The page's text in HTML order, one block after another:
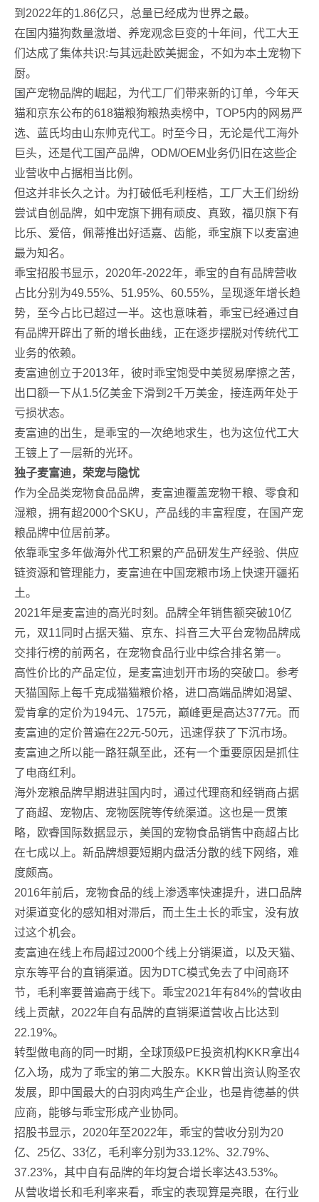
到2022年的1.86亿只，总量已经成为世界之最。
在国内猫狗数量激增、养宠观念巨变的十年间，代工大王
们达成了集体共识:与其远赴欧美掘金，不如为本土宠物下
厨。
国产宠物品牌的崛起，为代工厂们带来新的订单，今年天
猫和京东公布的618猫粮狗粮热卖榜中，TOP5内的网易严
选、蓝氏均由山东帅克代工。时至今日，无论是代工海外
巨头，还是代工国产品牌，ODM/OEM业务仍旧在这些企
业营收中占据相当比例。
但这并非长久之计。为打破低毛利桎梏，工厂大王们纷纷
尝试自创品牌，如中宠旗下拥有顽皮、真致，福贝旗下有
比乐、爱倍，佩蒂推出好适嘉、齿能，乖宝旗下以麦富迪
最为知名。
乖宝招股书显示，2020年-2022年，乖宝的自有品牌营收
占比分别为49.55%、51.95%、60.55%，呈现逐年增长趋
势，至今占比已超过一半。这也意味着，乖宝已经通过自
有品牌开辟出了新的增长曲线，正在逐步摆脱对传统代工
业务的依赖。
麦富迪创立于2013年，彼时乖宝饱受中美贸易摩擦之苦，
出口额一下从1.5亿美金下滑到2千万美金，接连两年处于
亏损状态。
麦富迪的出生，是乖宝的一次绝地求生，也为这位代工大
王镀上了一层新的光环。
独子麦富迪，荣宠与隐忧
作为全品类宠物食品品牌，麦富迪覆盖宠物干粮、零食和
湿粮，拥有超2000个SKU，产品线的丰富程度，在国产宠
粮品牌中位居前茅。
依靠乖宝多年做海外代工积累的产品研发生产经验、供应
链资源和管理能力，麦富迪在中国宠粮市场上快速开疆拓
土。
2021年是麦富迪的高光时刻。品牌全年销售额突破10亿
元，双11同时占据天猫、京东、抖音三大平台宠物品牌成
交排行榜的前两名，在宠物食品行业中综合排名第一。
高性价比的产品定位，是麦富迪划开市场的突破口。参考
天猫国际上每千克成猫猫粮价格，进口高端品牌如渴望、
爱肯拿的定价为194元、175元，巅峰更是高达377元。而
麦富迪的定价普遍在22元-50元，迅速俘获了下沉市场。
麦富迪之所以能一路狂飙至此，还有一个重要原因是抓住
了电商红利。
海外宠粮品牌早期进驻国内时，通过代理商和经销商占据
了商超、宠物店、宠物医院等传统渠道。这也是一贯策
略，欧睿国际数据显示，美国的宠物食品销售中商超占比
在七成以上。新品牌想要短期内盘活分散的线下网络，难
度颇高。
2016年前后，宠物食品的线上渗透率快速提升，进口品牌
对渠道变化的感知相对滞后，而土生土长的乖宝，没有放
过这个机会。
麦富迪在线上布局超过2000个线上分销渠道，以及天猫、
京东等平台的直销渠道。因为DTC模式免去了中间商环
节，毛利率要普遍高于线下。乖宝2021年有84%的营收由
线上贡献，2022年自有品牌的直销渠道营收占比达到
22.19%。
转型做电商的同一时期，全球顶级PE投资机构KKR拿出4
亿入场，成为了乖宝的第二大股东。KKR曾出资认购圣农
发展，即中国最大的白羽肉鸡生产企业，也是肯德基的供
应商，能够与乖宝形成产业协同。
招股书显示，2020年至2022年，乖宝的营收分别为20
亿、25亿、33亿，毛利率分别为33.12%、32.79%、
37.23%，其中自有品牌的年均复合增长率达43.53%。
从营收增长和毛利率来看，乖宝的表现算是亮眼，在行业